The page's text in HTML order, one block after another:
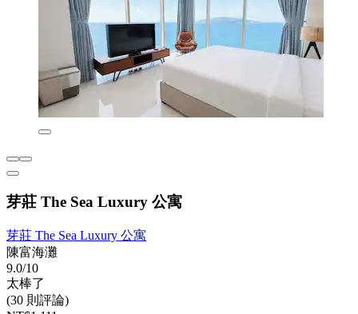
芽莊 The Sea Luxury 公寓
芽莊 The Sea Luxury 公寓
陳富海灘
9.0/10
太棒了
(30 則評論)